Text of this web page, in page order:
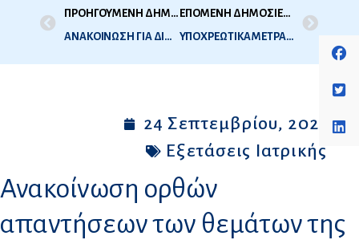
ΠΡΟΗΓΟΥΜΕΝΗ ΔΗΜΟΣΙΕΥΣΗ
ΑΝΑΚΟΙΝΩΣΗ ΓΙΑ ΔΙΔΑΚΤΟΡΕΣ ΤΩΝ ΟΠΟΙΩΝ ΟΙ ΔΙΔΑΚΤΟΡΙΚΕΣ ΔΙΑΤΡΙΒΕΣ ΕΚΠΟΝΗΘΗΚΑΝ ΣΤΟ ΕΞΩΤΕΡΙΚΟ ΚΑΙ ΟΙ ΤΙΤΛΟΙ ΣΠΟΥΔΩΝ ΤΟΥΣ ΑΝΑΓΝΩΡΙΣΘΗΚΑΝ ΑΠΟ ΤΟΝ ΑΡΜΟΔΙΟ ΕΘΝΙΚΟ ΦΟΡΕΑ (Δ.Ο.Α.Τ.Α.Π., πρώην ΔΙ.Κ.Α.Τ.Σ.Α.) KAI ΔΕΝ ΣΥΜΠΕΡΙΛΑΜΒΑΝΟΝΤΑΙ ΣΤΟ ΕΑΔΔ.
ΕΠΟΜΕΝΗ ΔΗΜΟΣΙΕΥΣΗ
ΥΠΟΧΡΕΩΤΙΚΑ ΜΕΤΡΑ ΑΣΦΑΛΕΙΑΣ ΓΙΑ ΤΟΝ ΠΕΡΙΟΡΙΣΜΟ ΔΙΑΣΠΟΡΑΣ ΤΗΣ ΠΑΝΔΗΜΙΑΣ ΓΙΑ ΟΛΟΥΣ ΤΟΥΣ ΣΥΜΜΕΤΕΧΟΝΤΕΣ ΣΤΗ ΔΙΑΔΙΚΑΣΙΑ ΤΩΝ ΕΞΕΤΑΣΕΩΝ ΙΑΤΡΙΚΗΣ / ΟΔΟΝΤΙΑΤΡΙΚΗΣ
24 Σεπτεμβρίου, 2021
Εξετάσεις Ιατρικής
Ανακοίνωση ορθών
απαντήσεων των θεμάτων της